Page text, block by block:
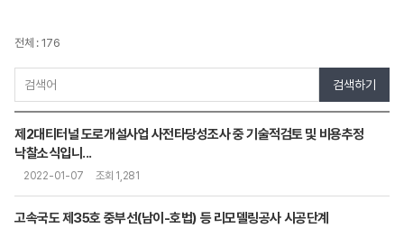
전체 : 176
검색하기
제2대티터널 도로개설사업 사전타당성조사 중 기술적검토 및 비용추정
낙찰소식입니...
2022-01-07 조회 1,281
고속국도 제35호 중부선(남이-호법) 등 리모델링공사 시공단계